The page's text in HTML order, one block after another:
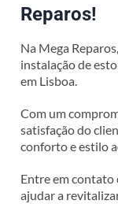
Reparos!
Na Mega
instalação de
em Lisboa.
Com um
satisfação do
conforto e estilo
Entre em contato
ajudar a